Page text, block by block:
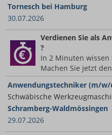
Tornesch bei Hamburg
30.07.2026
Verdienen Sie als
?
In 2 Minuten wissen
Machen Sie jetzt
Anwendungstechniker (m/w/
Schwäbische
Schramberg-Waldmössingen
29.07.2026